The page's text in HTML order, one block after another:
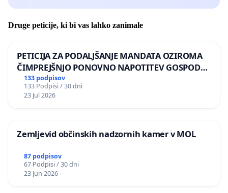
Druge peticije, ki bi vas lahko zanimale
PETICIJA ZA PODALJŠANJE MANDATA OZIROMA
ČIMPREJŠNJO PONOVNO NAPOTITEV GOSPODA
BERNARDA ŠRAJNERJA NA VELEPOSLANIŠTVO
REPUBLIKE SLOVENIJE V MOSKVI
133 podpisov
133 Podpisi / 30 dni
23 Jul 2026
Zemljevid občinskih nadzornih kamer v MOL
87 podpisov
67 Podpisi / 30 dni
23 Jun 2026